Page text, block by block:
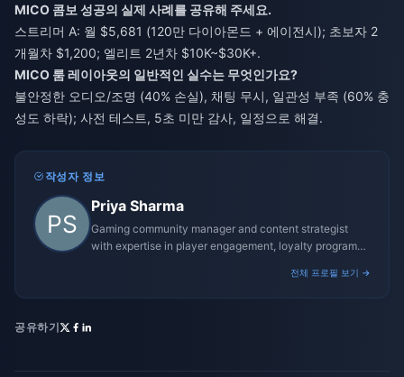
MICO 콤보 성공의 실제 사례를 공유해 주세요.
스트리머 A: 월 $5,681 (120만 다이아몬드 + 에이전시); 초보자 2
개월차 $1,200; 엘리트 2년차 $10K~$30K+.
MICO 룸 레이아웃의 일반적인 실수는 무엇인가요?
불안정한 오디오/조명 (40% 손실), 채팅 무시, 일관성 부족 (60% 충
성도 하락); 사전 테스트, 5초 미만 감사, 일정으로 해결.
작성자 정보
Priya Sharma
Gaming community manager and content strategist
with expertise in player engagement, loyalty programs,
전체 프로필 보기 →
공유하기